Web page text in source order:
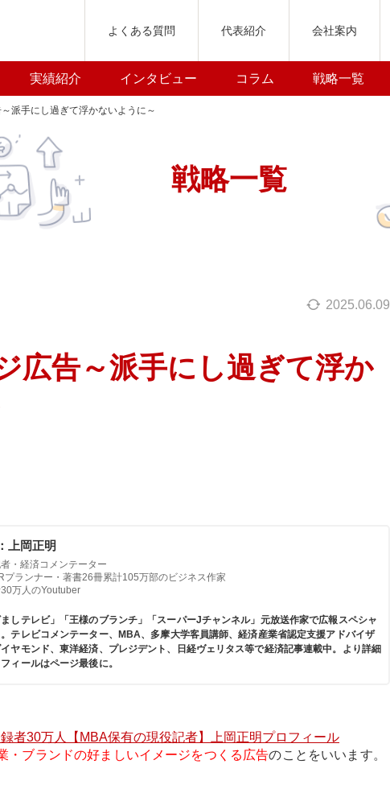
よくある質問 代表紹介 会社案内
実績紹介 インタビュー コラム 戦略一覧
派手にし過ぎて浮かないように～
戦略一覧
2025.06.09
告～派手にし過ぎて浮か
上岡正明
・経済コメンテーター
プランナー・著書26冊累計105万部のビジネス作家
万人のYoutuber
ましテレビ」「王様のブランチ」「スーパーJチャンネル」元放送作家で広報スペシャ
。テレビコメンテーター、MBA、多摩大学客員講師、経済産業省認定支援アドバイザ
ヤモンド、東洋経済、プレジデント、日経ヴェリタス等で経済記事連載中。より詳細
ィールはページ最後に。
者30万人【 MBA保有の現役記者】上岡正明プロフィール
・ブランドの好ましいイメージをつくる広告のことをいいます。